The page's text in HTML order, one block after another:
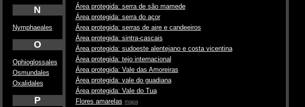
N
Nymphaeales
O
Ophioglossales
Osmundales
Oxalidales
P
Área protegida: serra de são mamede
Área protegida: serra do açor
Área protegida: serras de aire e candeeiros
Área protegida: sintra-cascais
Área protegida: sudoeste alentejano e costa vicentina
Área protegida: tejo internacional
Área protegida: Vale das Amoreiras
Área protegida: vale do guadiana
Área protegida: Vale do Tua
Flores amarelas mapa